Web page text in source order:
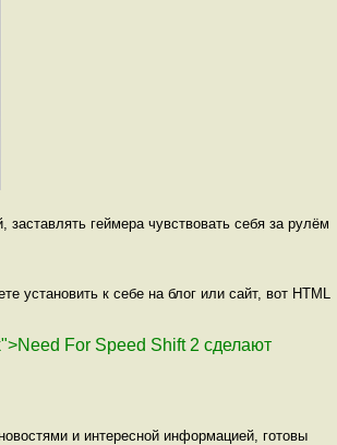
геймера чувствовать себя за рулём
установить к себе на блог или сайт, вот HTML
For Speed Shift 2 сделают
и интересной информацией, готовы